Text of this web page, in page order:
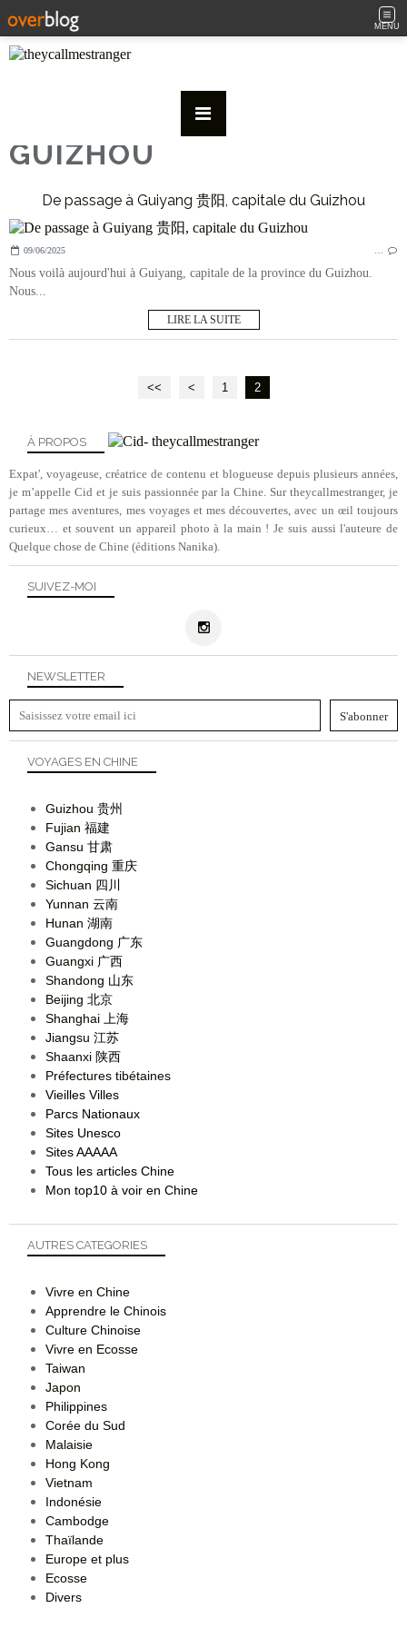
MENU
GUIZHOU
De passage à Guiyang 贵阳, capitale du Guizhou
09/06/2025 …
Nous voilà aujourd'hui à Guiyang, capitale de la province du Guizhou.
Nous...
LIRE LA SUITE
<< < 1 2
NEWSLETTER
SUIVEZ-MOI
À PROPOS
Expat', voyageuse, créatrice de contenu et blogueuse depuis plusieurs années,
je m’appelle Cid et je suis passionnée par la Chine. Sur theycallmestranger, je
partage mes aventures, mes voyages et mes découvertes, avec un œil toujours
curieux… et souvent un appareil photo à la main ! Je suis aussi l'auteure de
Quelque chose de Chine (éditions Nanika).
VOYAGES EN CHINE
Guizhou 贵州
Fujian 福建
Gansu 甘肃
Chongqing 重庆
Sichuan 四川
Yunnan 云南
Hunan 湖南
Guangdong 广东
Guangxi 广西
Shandong 山东
Beijing 北京
Shanghai 上海
Jiangsu 江苏
Shaanxi 陕西
Préfectures tibétaines
Vieilles Villes
Parcs Nationaux
Sites Unesco
Sites AAAAA
Tous les articles Chine
Mon top10 à voir en Chine
AUTRES CATEGORIES
Vivre en Chine
Apprendre le Chinois
Culture Chinoise
Vivre en Ecosse
Taiwan
Japon
Philippines
Corée du Sud
Malaisie
Hong Kong
Vietnam
Indonésie
Cambodge
Thaïlande
Europe et plus
Ecosse
Divers